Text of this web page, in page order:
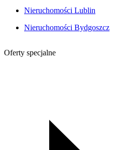
Nieruchomości Lublin
Nieruchomości Bydgoszcz
Oferty specjalne